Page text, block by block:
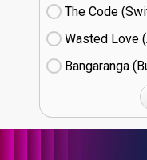
The Code
Wasted Love
Bangaranga